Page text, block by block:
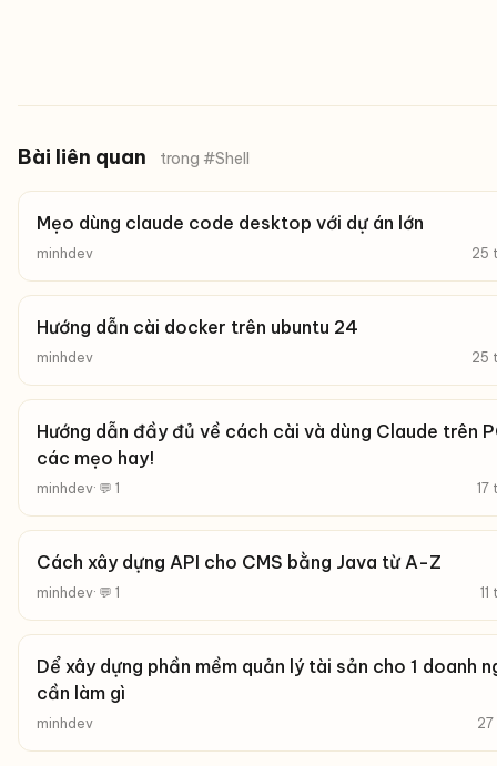
Bài liên quan trong #Shell
Mẹo dùng claude code desktop với dự án lớn
minhdev 25
Hướng dẫn cài docker trên ubuntu 24
minhdev 25
Hướng dẫn đầy đủ về cách cài và dùng Claude trên
các mẹo hay!
minhdev· 💬 1 17
Cách xây dựng API cho CMS bằng Java từ A-Z
minhdev· 💬 1
Dể xây dựng phần mềm quản lý tài sản cho 1 doanh
cần làm gì
minhdev